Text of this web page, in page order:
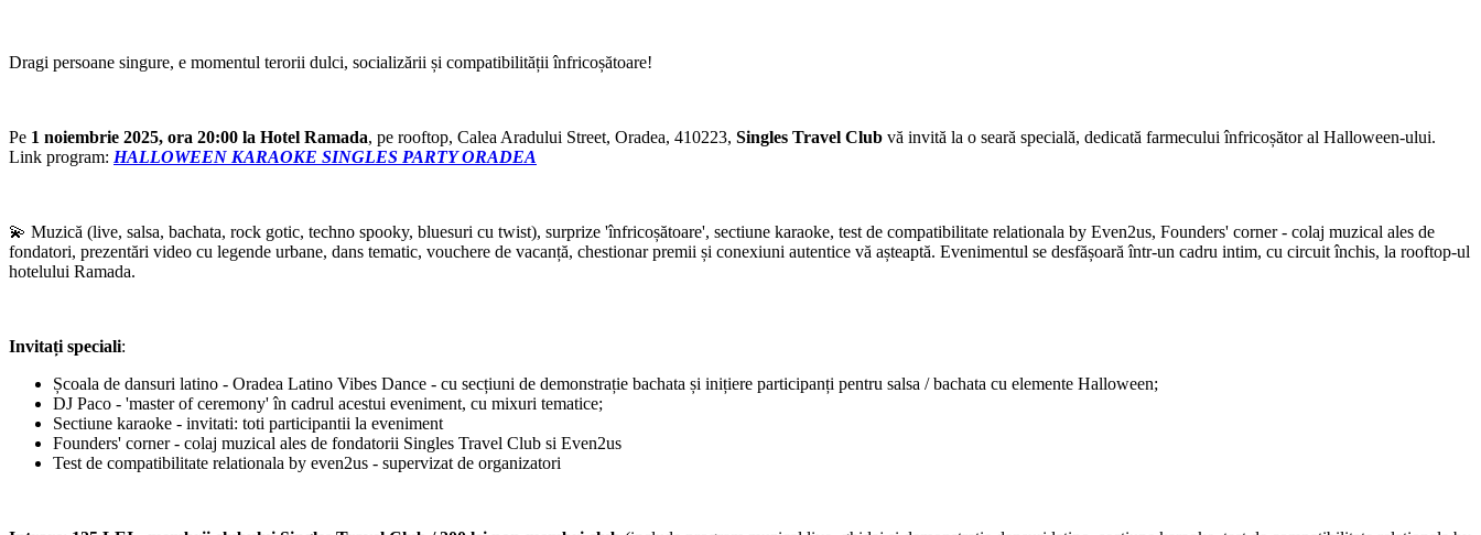
Dragi persoane singure, e momentul terorii dulci, socializării și compatibilității înfricoșătoare!
Pe 1 noiembrie 2025, ora 20:00 la Hotel Ramada, pe rooftop, Calea Aradului Street, Oradea, 410223, Singles Travel Club vă invită la o seară specială, dedicată farmecului înfricoșător al Halloween-ului.
Link program: HALLOWEEN KARAOKE SINGLES PARTY ORADEA
💫 Muzică (live, salsa, bachata, rock gotic, techno spooky, bluesuri cu twist), surprize 'înfricoșătoare', sectiune karaoke, test de compatibilitate relationala by Even2us, Founders' corner - colaj muzical ales de
fondatori, prezentări video cu legende urbane, dans tematic, vouchere de vacanță, chestionar premii și conexiuni autentice vă așteaptă. Evenimentul se desfășoară într-un cadru intim, cu circuit închis, la rooftop-ul
hotelului Ramada.
Invitați speciali:
Școala de dansuri latino - Oradea Latino Vibes Dance - cu secțiuni de demonstrație bachata și inițiere participanți pentru salsa / bachata cu elemente Halloween;
DJ Paco - 'master of ceremony' în cadrul acestui eveniment, cu mixuri tematice;
Sectiune karaoke - invitati: toti participantii la eveniment
Founders' corner - colaj muzical ales de fondatorii Singles Travel Club si Even2us
Test de compatibilitate relationala by even2us - supervizat de organizatori